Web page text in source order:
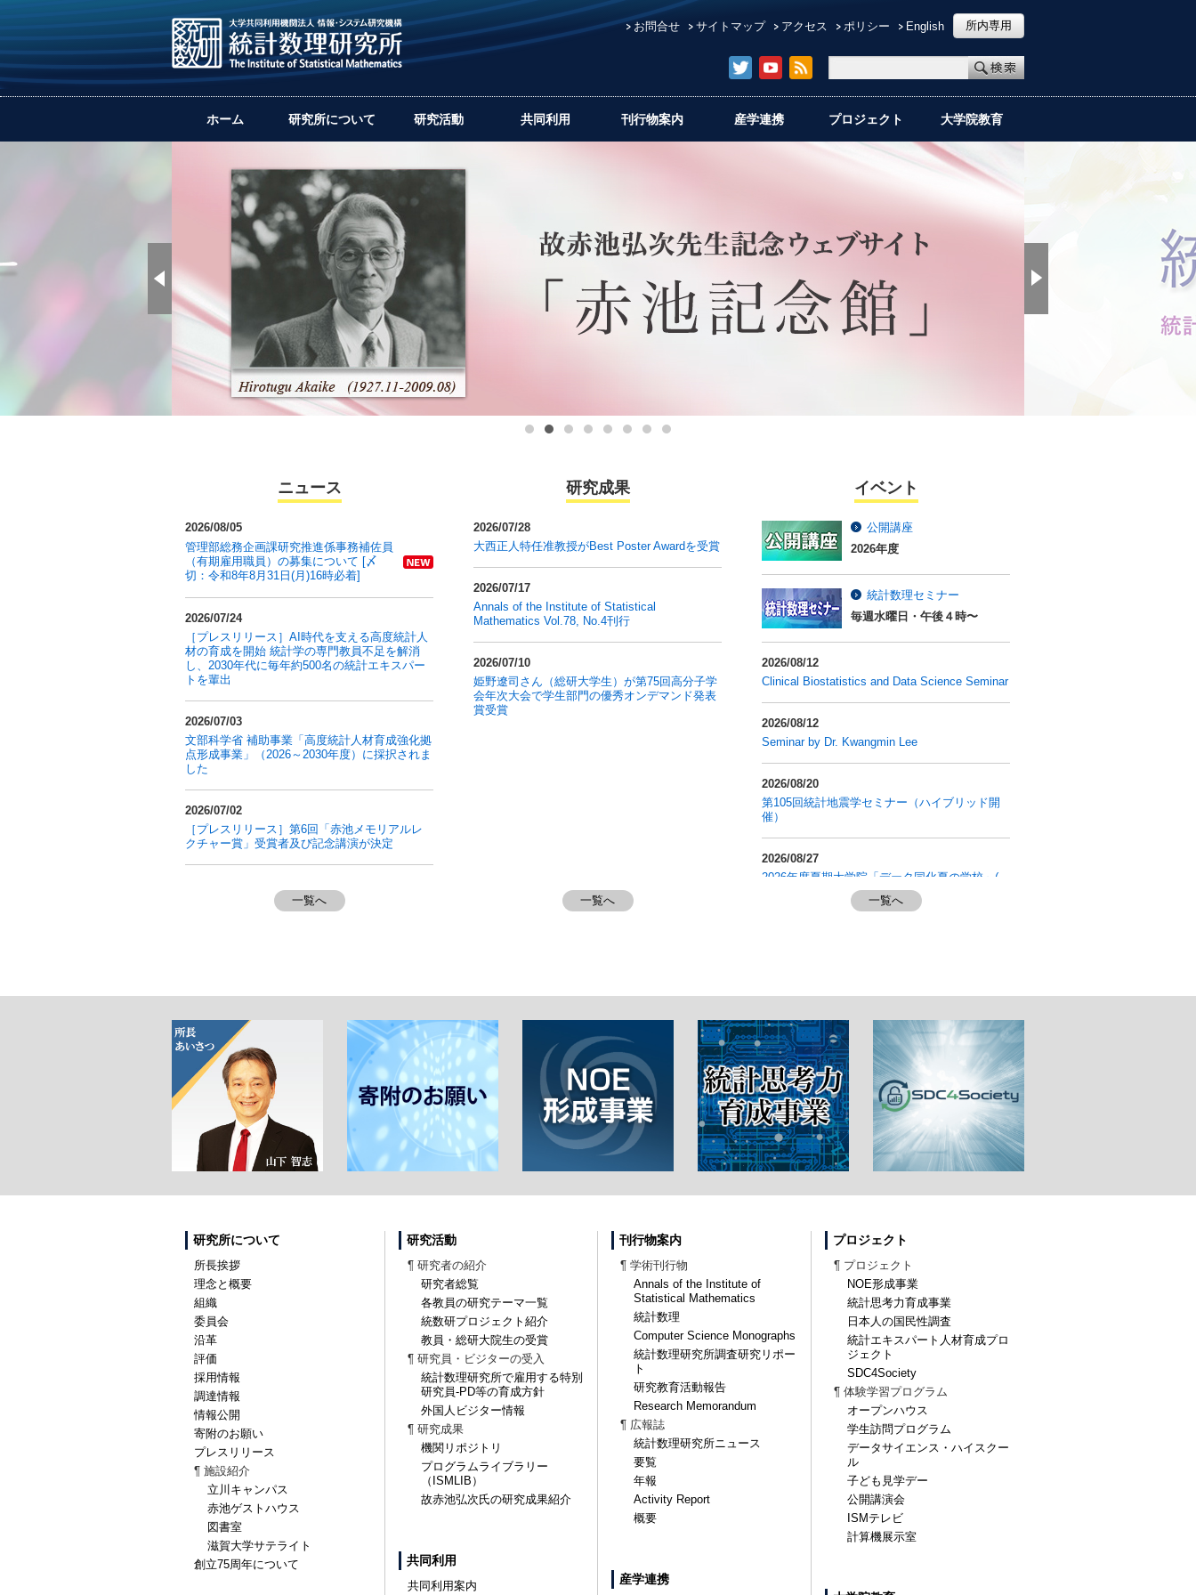
お問合せ サイトマップ アクセス ポリシー English 所内専用
ホーム 研究所について 研究活動 共同利用 刊行物案内 産学連携 プロジェクト 大学院教育
ニュース
2026/08/05
管理部総務企画課研究推進係事務補佐員
（有期雇用職員）の募集について [〆
切：令和8年8月31日(月)16時必着]
2026/07/24
［プレスリリース］AI時代を支える高度統計人
材の育成を開始 統計学の専門教員不足を解消
し、2030年代に毎年約500名の統計エキスパー
トを輩出
2026/07/03
文部科学省 補助事業「高度統計人材育成強化拠
点形成事業」（2026～2030年度）に採択されま
した
2026/07/02
［プレスリリース］第6回「赤池メモリアルレ
クチャー賞」受賞者及び記念講演が決定
［プレスリリース］国内最大級のスマートクラ
一覧へ
研究成果
2026/07/28
大西正人特任准教授がBest Poster Awardを受賞
2026/07/17
Annals of the Institute of Statistical
Mathematics Vol.78, No.4刊行
2026/07/10
姫野遼司さん（総研大学生）が第75回高分子学
会年次大会で学生部門の優秀オンデマンド発表
賞受賞
一覧へ
イベント
公開講座
2026年度
統計数理セミナー
毎週水曜日・午後４時〜
2026/08/12
Clinical Biostatistics and Data Science Seminar
2026/08/12
Seminar by Dr. Kwangmin Lee
2026/08/20
第105回統計地震学セミナー（ハイブリッド開
催）
2026/08/27
2026年度夏期大学院「データ同化夏の学校」(～
連続最適化および関連分野に関する夏季学校
2026（ハイブリッド開催、～9/3）
2026/09/07
第6回 赤池メモリアルレクチャー（ハイブリッ
ド開催）
一覧へ
研究所について
所長挨拶
理念と概要
組織
委員会
沿革
評価
採用情報
調達情報
情報公開
寄附のお願い
プレスリリース
¶ 施設紹介
立川キャンパス
赤池ゲストハウス
図書室
滋賀大学サテライト
創立75周年について
研究活動
¶ 研究者の紹介
研究者総覧
各教員の研究テーマ一覧
統数研プロジェクト紹介
教員・総研大院生の受賞
¶ 研究員・ビジターの受入
統計数理研究所で雇用する特別
研究員-PD等の育成方針
外国人ビジター情報
¶ 研究成果
機関リポジトリ
プログラムライブラリー
（ISMLIB）
故赤池弘次氏の研究成果紹介
共同利用
共同利用案内
刊行物案内
¶ 学術刊行物
Annals of the Institute of
Statistical Mathematics
統計数理
Computer Science Monographs
統計数理研究所調査研究リポー
ト
研究教育活動報告
Research Memorandum
¶ 広報誌
統計数理研究所ニュース
要覧
年報
Activity Report
概要
産学連携
プロジェクト
¶ プロジェクト
NOE形成事業
統計思考力育成事業
日本人の国民性調査
統計エキスパート人材育成プロ
ジェクト
SDC4Society
¶ 体験学習プログラム
オープンハウス
学生訪問プログラム
データサイエンス・ハイスクー
ル
子ども見学デー
公開講演会
ISMテレビ
計算機展示室